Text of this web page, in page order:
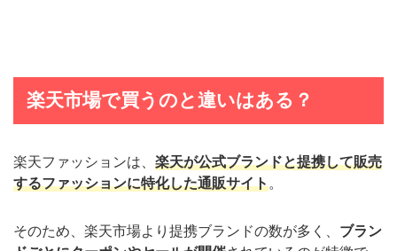
楽天市場で買うのと違いはある？
楽天ファッションは、 楽天が公式ブランドと提携して販売
するファッションに特化した通販サイト。
そのため、楽天市場より提携ブランドの数が多く、 ブラン